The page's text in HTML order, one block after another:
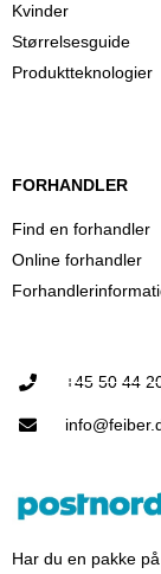
Kvinder
Størrelsesguide
Produktteknologier
FORHANDLER
Find en forhandler
Online forhandler
+45 50 44
Har du en pakke